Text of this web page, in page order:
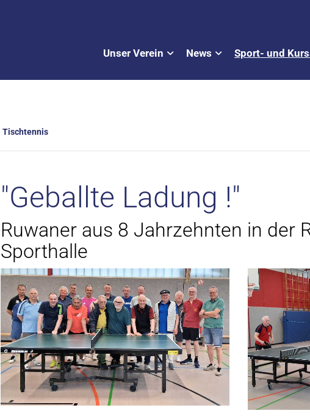
Unser Verein News Sport- und
Tischtennis
"Geballte Ladung !"
Ruwaner aus 8 Jahrzehnten in der
Sporthalle